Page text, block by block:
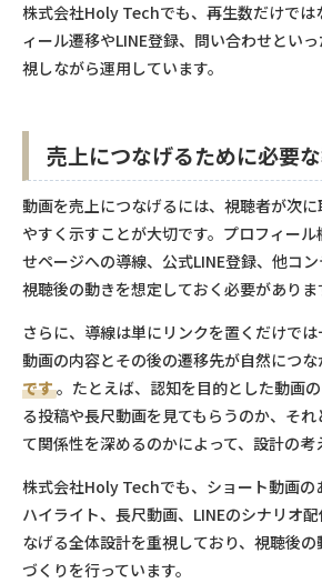
株式会社Holy Techでも、再生数だけでは
ィール遷移やLINE登録、問い合わせとい
視しながら運用しています。
売上につなげるために必要
動画を売上につなげるには、視聴者が次
やすく示すことが大切です。プロフィー
せページへの導線、公式LINE登録、他コン
視聴後の動きを想定しておく必要がありま
さらに、導線は単にリンクを置くだけでは
動画の内容とその後の遷移先が自然につ
です。たとえば、認知を目的とした動画
る投稿や長尺動画を見てもらうのか、そ
て関係性を深めるのかによって、設計の考
株式会社Holy Techでも、ショート動画の
ハイライト、長尺動画、LINEのシナリオ
なげる全体設計を重視しており、視聴後
づくりを行っています。